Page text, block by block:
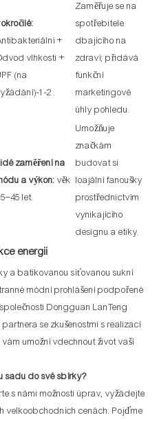
+
vlhkosti +
(na
-1 -2 .
Zaměřuje se na
spotřebitele
dbajícího na
zdraví; přidává
funkční
marketingové
úhly pohledu.
zaměření na
a výkon: věk
let.
Umožňuje
značkám
budovat si
loajální fanoušky
prostřednictvím
vynikajícího
designu a etiky.
energii
a batikovanou síťovanou sukní
módní prohlášení podpořené
Dongguan LanTeng
se zkušenostmi s realizací
umožní vdechnout život vaší
sadu do své sbírky?
s námi možnosti úprav, vyžádejte
velkoobchodních cenách. Pojďme